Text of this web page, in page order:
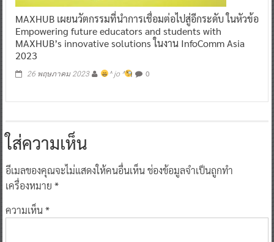
MAXHUB เผยนวัตกรรมที่นำการเชื่อมต่อไปสู่อีกระดับ ในหัวข้อ
Empowering future educators and students with
MAXHUB’s innovative solutions ในงาน InfoComm Asia
2023
26 พฤษภาคม 2023 ^ jo ^ 0
ใส่ความเห็น
อีเมลของคุณจะไม่แสดงให้คนอื่นเห็นช่องข้อมูลจำเป็นถูกทำ
เครื่องหมาย *
ความเห็น*